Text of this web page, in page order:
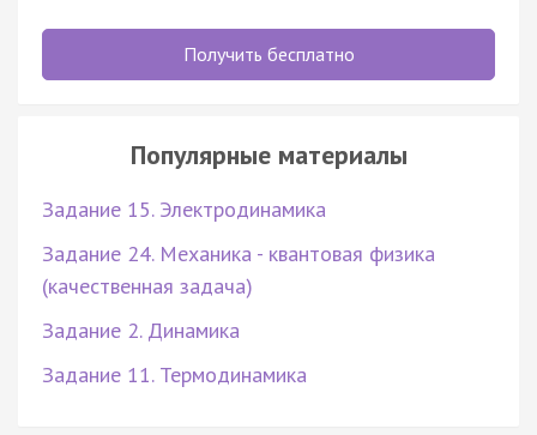
Получить бесплатно
Популярные материалы
Задание 15. Электродинамика
Задание 24. Механика - квантовая физика
(качественная задача)
Задание 2. Динамика
Задание 11. Термодинамика